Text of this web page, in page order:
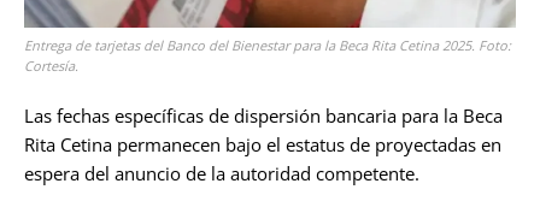
Entrega de tarjetas del Banco del Bienestar para la Beca Rita Cetina 2025. Foto:
Cortesía.
Las fechas específicas de dispersión bancaria para la Beca
Rita Cetina permanecen bajo el estatus de proyectadas en
espera del anuncio de la autoridad competente.